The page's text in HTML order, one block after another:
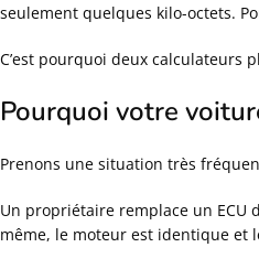
seulement quelques kilo-octets.
C’est pourquoi deux calculateurs
Pourquoi votre
Prenons une situation très
Un propriétaire remplace un ECU
même, le moteur est identique et